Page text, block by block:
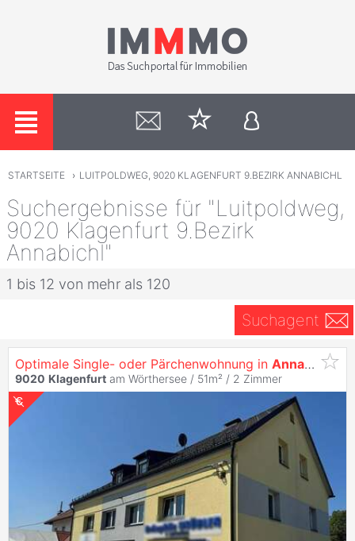
STARTSEITE › LUITPOLDWEG, 9020 KLAGENFURT 9.BEZIRK ANNABICHL
Suchergebnisse für "Luitpoldweg,
9020 Klagenfurt 9.Bezirk
Annabichl"
1 bis 12 von mehr als 120
Suchagent
Optimale Single- oder Pärchenwohnung in Annabichl
9020 Klagenfurt am Wörthersee / 51m² / 2 Zimmer